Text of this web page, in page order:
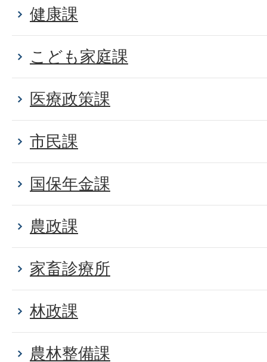
健康課
こども家庭課
医療政策課
市民課
国保年金課
農政課
家畜診療所
林政課
農林整備課